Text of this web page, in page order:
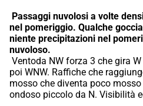
Passaggi nuvolosi a volte
nel pomeriggio. Qualche
niente precipitazioni nel
nuvoloso.
poi WNW. Raffiche che
mosso che diventa poco
ondoso piccolo da N. Visibilità